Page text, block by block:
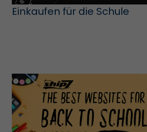
Einkaufen für die Schule